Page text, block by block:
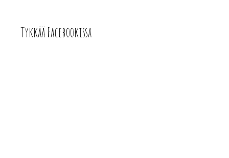
Tykkää Facebookissa